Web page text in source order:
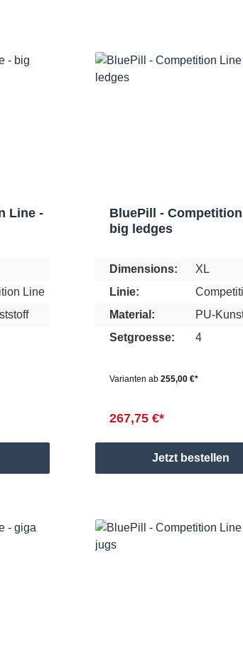
Line -
Line
BluePill -
big ledges
Dimensions:
XL
Linie:
Material:
PU-
Setgroesse:
4
Varianten ab 255,00 €*
267,75 €*
Jetzt bestellen